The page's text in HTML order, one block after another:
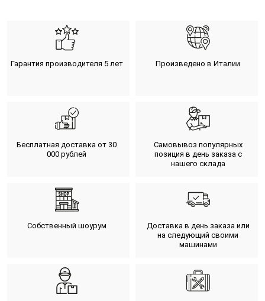
Гарантия производителя 5 лет Произведено в Италии
Бесплатная доставка от 30
000 рублей
Самовывоз популярных
позиция в день заказа с
нашего склада
Собственный шоурум
Доставка в день заказа или
на следующий своими
машинами